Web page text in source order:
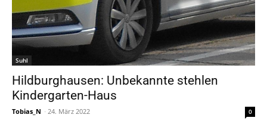
Suhl
Hildburghausen: Unbekannte stehlen
Kindergarten-Haus
Tobias_N - 24. März 2022 0